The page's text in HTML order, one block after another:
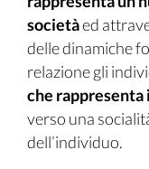
societàed
delle dinamiche
relazione gli
che rappresenta
verso una
dell’individuo.